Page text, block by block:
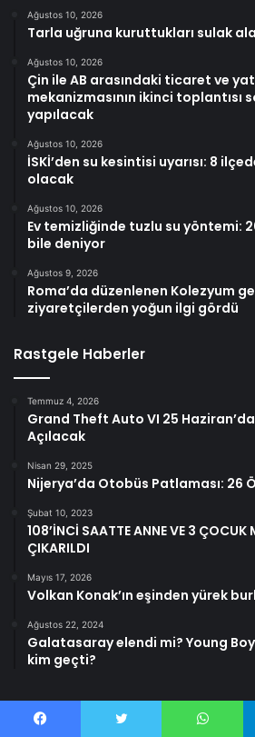
Ağustos 10, 2026
Tarla uğruna kuruttukları sulak
Ağustos 10, 2026
Çin ile AB arasındaki ticaret ve
mekanizmasının ikinci toplantısı
yapılacak
Ağustos 10, 2026
İSKİ’den su kesintisi uyarısı: 8
olacak
Ağustos 10, 2026
Ev temizliğinde tuzlu su yöntemi:
bile deniyor
Ağustos 9, 2026
Roma’da düzenlenen Kolezyum
ziyaretçilerden yoğun ilgi gördü
Rastgele Haberler
Temmuz 4, 2026
Grand Theft Auto VI 25
Açılacak
Nisan 29, 2025
Nijerya’da Otobüs Patlaması: 26
Şubat 10, 2023
108’İNCİ SAATTE ANNE VE 3
ÇIKARILDI
Mayıs 17, 2026
Volkan Konak’ın eşinden yürek
Ağustos 22, 2024
Galatasaray elendi mi? Young
kim geçti?